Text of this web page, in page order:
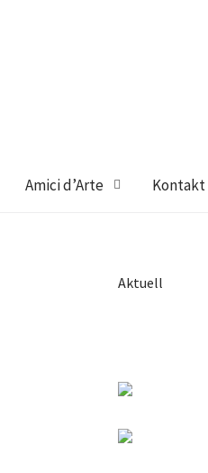
Amici d’Arte Kontakt
Aktuell